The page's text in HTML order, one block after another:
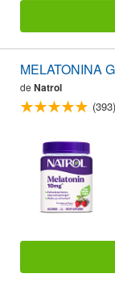
MELATONINA
de Natrol
(393)